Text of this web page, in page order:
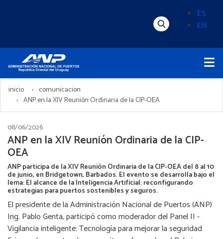
idioma
(Content)
ES
EN
Menú
Principal
inicio
comunicacion
ANP en la XIV Reunión Ordinaria de la CIP-OEA
08/06/2026
ANP en la XIV Reunión Ordinaria de la CIP-
OEA
ANP participa de la XIV Reunión Ordinaria de la CIP-OEA del 8 al 10
de junio, en Bridgetown, Barbados. El evento se desarrolla bajo el
lema: El alcance de la Inteligencia Artificial: reconfigurando
estrategias para puertos sostenibles y seguros.
El presidente de la Administración Nacional de Puertos (ANP)
Ing. Pablo Genta, participó como moderador del Panel II -
Vigilancia inteligente: Tecnología para mejorar la seguridad